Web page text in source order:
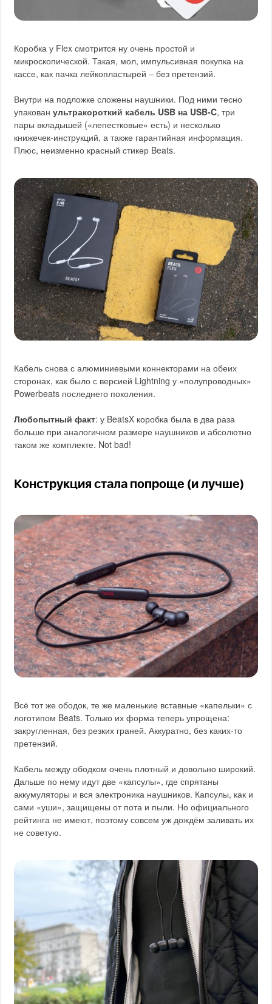
Коробка у Flex смотрится ну очень простой и
микроскопической. Такая, мол, импульсивная покупка на
кассе, как пачка лейкопластырей – без претензий.
Внутри на подложке сложены наушники. Под ними тесно
упакованультракороткий кабель USB на USB-C, три
пары вкладышей («лепестковые» есть) и несколько
книжечек-инструкций, а также гарантийная информация.
Плюс, неизменно красный стикер Beats.
Кабель снова с алюминиевыми коннекторами на обеих
сторонах, как было с версией Lightning у «полупроводных»
Powerbeats последнего поколения.
Любопытный факт: у BeatsX коробка была в два раза
больше при аналогичном размере наушников и абсолютно
таком же комплекте. Not bad!
Конструкция стала попроще (и лучше)
Всё тот же ободок, те же маленькие вставные «капельки» с
логотипом Beats. Только их форма теперь упрощена:
закругленная, без резких граней. Аккуратно, без каких-то
претензий.
Кабель между ободком очень плотный и довольно широкий.
Дальше по нему идут две «капсулы», где спрятаны
аккумуляторы и вся электроника наушников. Капсулы, как и
сами «уши», защищены от пота и пыли. Но официального
рейтинга не имеют, поэтому совсем уж дождём заливать их
не советую.